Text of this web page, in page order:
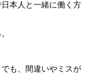
本人と一緒に働く方
も、間違いやミスが